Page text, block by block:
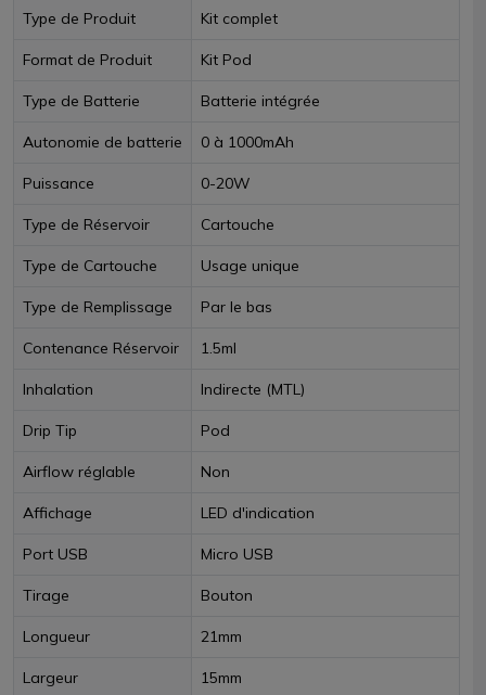
Type de Produit Kit complet
Format de Produit Kit Pod
Type de Batterie Batterie intégrée
Autonomie de batterie 0 à 1000mAh
Puissance 0-20W
Type de Réservoir Cartouche
Type de Cartouche Usage unique
Type de Remplissage Par le bas
Contenance Réservoir 1.5ml
Inhalation Indirecte (MTL)
Drip Tip Pod
Airflow réglable Non
Affichage LED d'indication
Port USB Micro USB
Tirage Bouton
Longueur 21mm
Largeur 15mm